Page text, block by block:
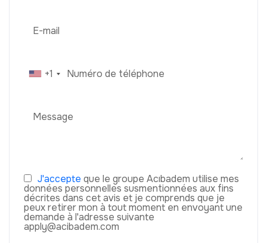
+1
J'accepte que le groupe Acıbadem utilise mes
données personnelles susmentionnées aux fins
décrites dans cet avis et je comprends que je
peux retirer mon à tout moment en envoyant une
demande à l'adresse suivante
apply@acibadem.com